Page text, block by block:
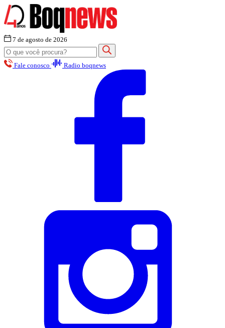
7 de agosto de 2026
Fale conosco Radio boqnews